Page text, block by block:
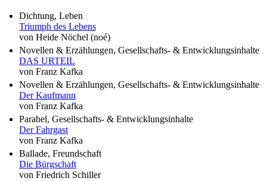
Dichtung, Leben
Triumph des Lebens
von Heide Nöchel (noé)
Novellen & Erzählungen, Gesellschafts- & Entwicklungsinhalte
DAS URTEIL
von Franz Kafka
Novellen & Erzählungen, Gesellschafts- & Entwicklungsinhalte
Der Kaufmann
von Franz Kafka
Parabel, Gesellschafts- & Entwicklungsinhalte
Der Fahrgast
von Franz Kafka
Ballade, Freundschaft
Die Bürgschaft
von Friedrich Schiller